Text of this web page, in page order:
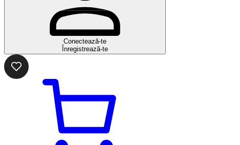
Conectează-te
Înregistrează-te